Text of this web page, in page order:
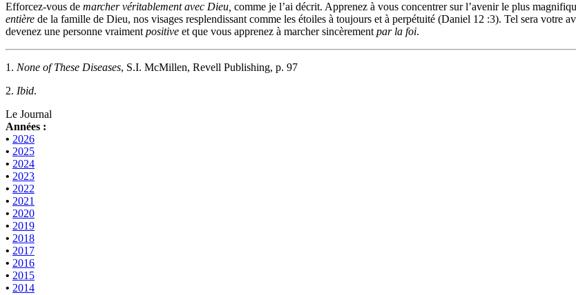
Efforcez-vous de marcher véritablement avec Dieu, comme je l’ai décrit. Apprenez à vous concentrer sur l’avenir le plus
entière de la famille de Dieu, nos visages resplendissant comme les étoiles à toujours et à perpétuité (Daniel 12 :3). Tel sera votre
devenez une personne vraimentpositive et que vous apprenez à marcher sincèrementpar la foi.
1. None of These Diseases, S.I. McMillen, Revell Publishing, p. 97
2. Ibid.
Le Journal
Années :
• 2026
• 2025
• 2024
• 2023
• 2022
• 2021
• 2020
• 2019
• 2018
• 2017
• 2016
• 2015
• 2014